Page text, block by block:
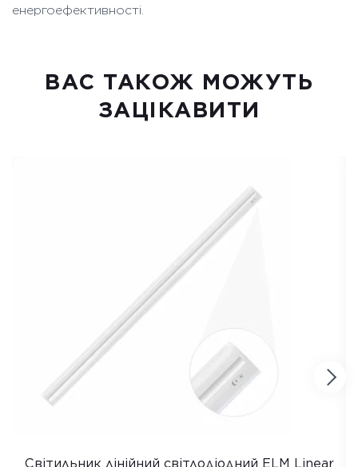
енергоефективності.
ВАC ТАКОЖ МОЖУТЬ
ЗАЦІКАВИТИ
Світильник лінійний світлодіодний ELM Linear